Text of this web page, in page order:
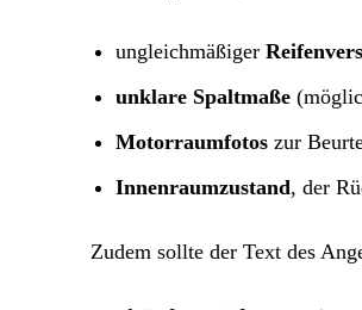
ungleichmäßiger
unklare Spaltmaße
Motorraumfotos zur
Innenraumzustand, der
Zudem sollte der Text des